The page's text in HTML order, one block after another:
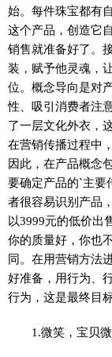
始。每件珠宝都有
这个产品，创造它
销售就准备好了。
装，赋予他灵魂，
位。概念导向是对
性、吸引消费者注
了一层文化外衣，
在营销传播过程中
因此，在产品概念
要确定产品的`主要
者很容易识别产品
以3999元的低价出
你的质量好，你也
同。在用营销方法
好准备，用行为、
行为，这是最终目
1.微笑，宝贝